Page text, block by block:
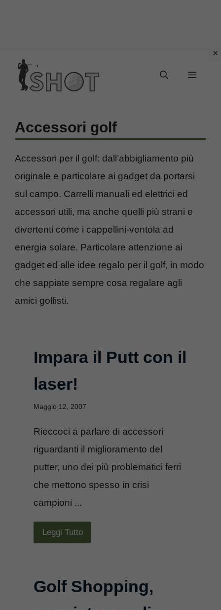
contenuto
Menu
Accessori golf
Accessori per il golf: dall’abbigliamento più
originale e particolare ai gadget da portarsi
sul campo. Carrelli manuali ed elettrici ed
accessori utili, ma anche quelli più strani e
divertenti come i cappellini-ventola ad
energia solare. Particolare attenzione ai
gadget ed alle idee regalo per il golf, in modo
che sappiate sempre cosa regalare agli
amici golfisti.
Impara il Putt con il
laser!
Maggio 12, 2007
Rieccoci a parlare di accessori
riguardanti il miglioramento del
putter, uno dei più problematici ferri
che mettono spesso in crisi
campioni ...
Leggi Tutto
Golf Shopping,